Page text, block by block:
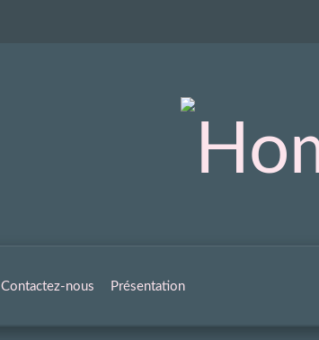
Contactez-nous Présentation